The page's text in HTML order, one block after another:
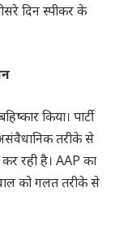
दिन स्पीकर के
किया। पार्टी
तरीके से
रही है। AAP का
को गलत तरीके से